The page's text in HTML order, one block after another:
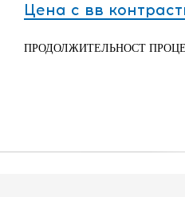
Цена с вв
ПРОДОЛЖИТЕЛЬНОСТ